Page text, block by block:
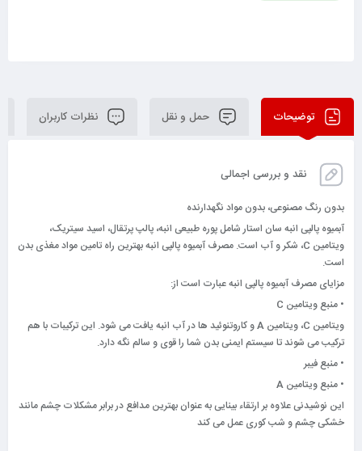
توضیحات حمل و نقل نظرات کاربران
نقد و بررسی اجمالی
بدون رنگ مصنوعی، بدون مواد نگهدارنده
آبمیوه پالپی انبه سان استار شامل پوره طبیعی انبه، پالپ پرتقال، اسید سیتریک،
ویتامین C، شکر و آب است. مصرف آبمیوه پالپی انبه بهترین راه تامین مواد مغذی بدن
است.
مزایای مصرف آبمیوه پالپی انبه عبارت است از:
• منبع ویتامین C
ویتامین C، ویتامین A و کاروتنوئید ها در آب انبه یافت می شود. این ترکیبات با هم
ترکیب می شوند تا سیستم ایمنی بدن شما را قوی و سالم نگه دارد.
• منبع فیبر
• منبع ویتامین A
این نوشیدنی علاوه بر ارتقاء بینایی به عنوان بهترین مدافع در برابر مشکلات چشم مانند
خشکی چشم و شب کوری عمل می کند